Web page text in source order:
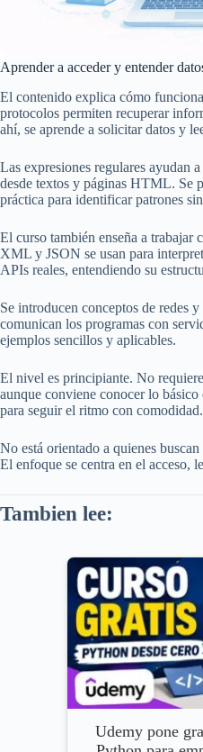
Aprender a acceder y entender
El contenido explica cómo
protocolos permiten recuperar
ahí, se aprende a solicitar datos y
Las expresiones regulares ayudan
desde textos y páginas HTML. Se
práctica para identificar patrones
El curso también enseña a trabajar
XML y JSON se usan para
APIs reales, entendiendo su
Se introducen conceptos de redes
comunican los programas con
ejemplos sencillos y aplicables.
El nivel es principiante. No
aunque conviene conocer lo
para seguir el ritmo con comodidad.
No está orientado a quienes
El enfoque se centra en el acceso,
Tambien lee:
Udemy pone